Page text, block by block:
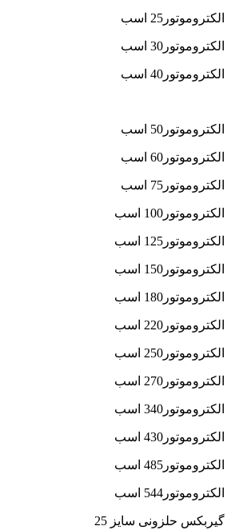
الکتروموتور25 اسب
الکتروموتور30 اسب
الکتروموتور40 اسب
الکتروموتور50 اسب
الکتروموتور60 اسب
الکتروموتور75 اسب
الکتروموتور100 اسب
الکتروموتور125 اسب
الکتروموتور150 اسب
الکتروموتور180 اسب
الکتروموتور220 اسب
الکتروموتور250 اسب
الکتروموتور270 اسب
الکتروموتور340 اسب
الکتروموتور430 اسب
الکتروموتور485 اسب
الکتروموتور544 اسب
گیربکس حلزونی سایز 25